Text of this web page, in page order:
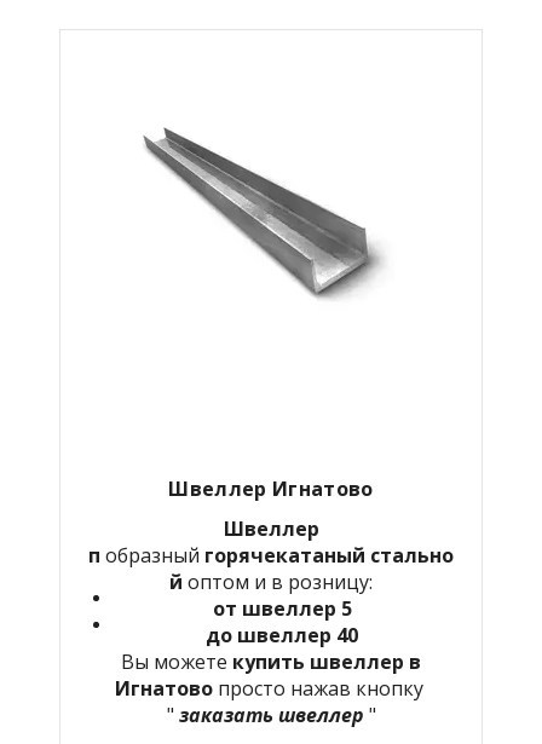
Швеллер Игнатово
Швеллер
п образный горячекатаный стально
й оптом и в розницу:
от швеллер 5
до швеллер 40
Вы можете купить швеллер в
Игнатово просто нажав кнопку
" заказать швеллер "